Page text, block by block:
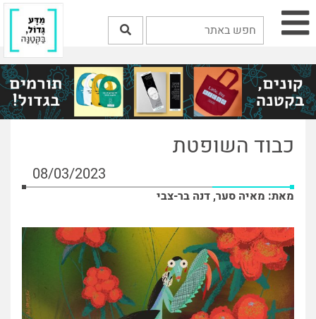
כבוד השופטת
08/03/2023
מאת: מאיה סער, דנה בר-צבי